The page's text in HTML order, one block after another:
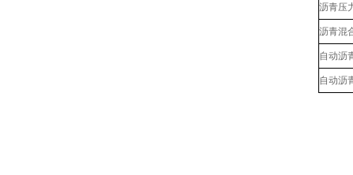
沥青压
沥青混
自动沥
自动沥